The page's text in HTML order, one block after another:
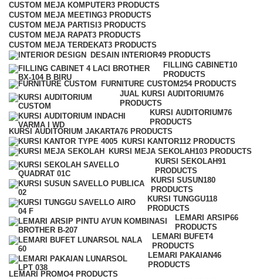
CUSTOM MEJA KOMPUTER3 PRODUCTS
CUSTOM MEJA MEETING3 PRODUCTS
CUSTOM MEJA PARTISI 3 PRODUCTS
CUSTOM MEJA RAPAT3 PRODUCTS
CUSTOM MEJA TERDEKAT3 PRODUCTS
DESAIN INTERIOR49 PRODUCTS
FILLING CABINET10
PRODUCTS
FURNITURE CUSTOM254 PRODUCTS
JUAL KURSI AUDITORIUM76
PRODUCTS
KURSI AUDITORIUM76
PRODUCTS
KURSI AUDITORIUM JAKARTA76 PRODUCTS
KURSI KANTOR112 PRODUCTS
KURSI MEJA SEKOLAH103 PRODUCTS
KURSI SEKOLAH91
PRODUCTS
KURSI SUSUN180
PRODUCTS
KURSI TUNGGU118
PRODUCTS
LEMARI ARSIP66
PRODUCTS
LEMARI BUFET4
PRODUCTS
LEMARI PAKAIAN46
PRODUCTS
LEMARI PROMO4 PRODUCTS